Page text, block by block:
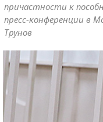
причастности к
пресс-конференции в
Трунов